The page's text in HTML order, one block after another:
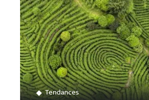
Tendances